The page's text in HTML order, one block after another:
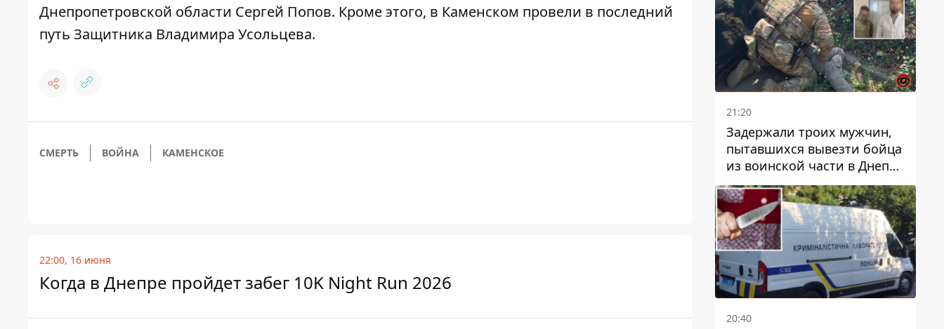
Днепропетровской области Сергей Попов. Кроме этого, в Каменском провели в последний
путь Защитника Владимира Усольцева.
СМЕРТЬ ВОЙНА КАМЕНСКОЕ
22:00, 16 июня
Когда в Днепре пройдет забег 10K Night Run 2026
21:20
Задержали троих мужчин,
пытавшихся вывезти бойца
из воинской части в Днепр
за 7 тысяч долларов: среди
них был врач
20:40